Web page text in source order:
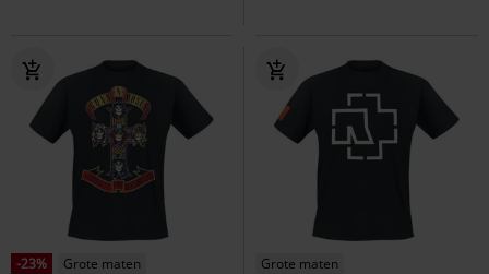
-23%
Grote maten
Grote maten